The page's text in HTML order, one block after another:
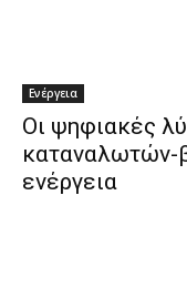
Ενέργεια
Οι ψηφιακές
καταναλωτών-
ενέργεια